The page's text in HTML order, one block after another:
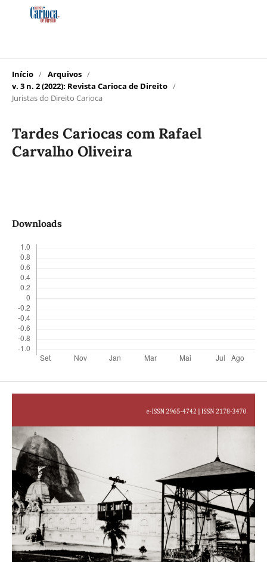
Início / Arquivos /
v. 3 n. 2 (2022): Revista Carioca de Direito /
Juristas do Direito Carioca
Tardes Cariocas com Rafael
Carvalho Oliveira
Downloads